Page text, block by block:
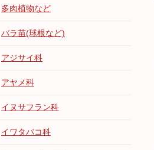
多肉植物など
バラ苗(球根など)
アジサイ科
アヤメ科
イヌサフラン科
イワタバコ科